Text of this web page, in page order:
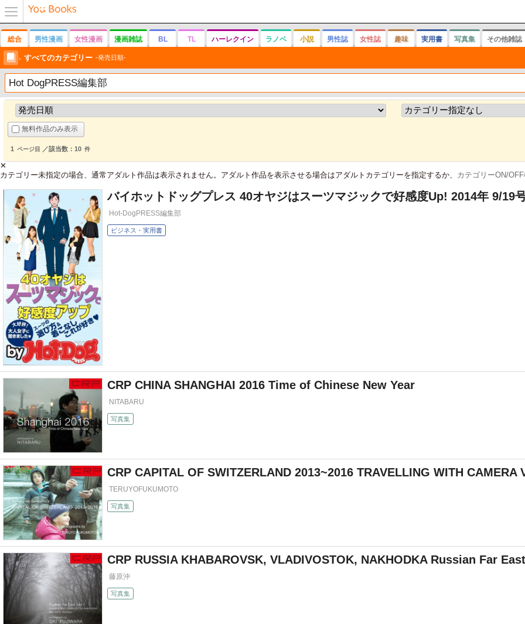
ー
総合 男性漫画 女性漫画 漫画雑誌 BL TL ハーレクイン ラノベ 小説 男性誌 女性誌 趣味 実用書 写真集 その他雑誌
すべてのカテゴリー 発売日順
無料作品のみ表示
1 ページ目 ／該当数：10 件
✕
カテゴリー未指定の場合、通常アダルト作品は表示されません。アダルト作品を表示させる場合はアダルトカテゴリーを指定するか、
カテゴリーON/
バイホットドッグプレス 40オヤジはスーツマジックで好感度Up! 2014年 9/19
Hot-DogPRESS編集部
ビジネス・実用書
CRP CHINA SHANGHAI 2016 Time of Chinese New Year
NITABARU
写真集
CRP CAPITAL OF SWITZERLAND 2013~2016 TRAVELLING WITH CAMERA
TERUYOFUKUMOTO
写真集
CRP RUSSIA KHABAROVSK, VLADIVOSTOK, NAKHODKA Russian Far
藤原沖
写真集